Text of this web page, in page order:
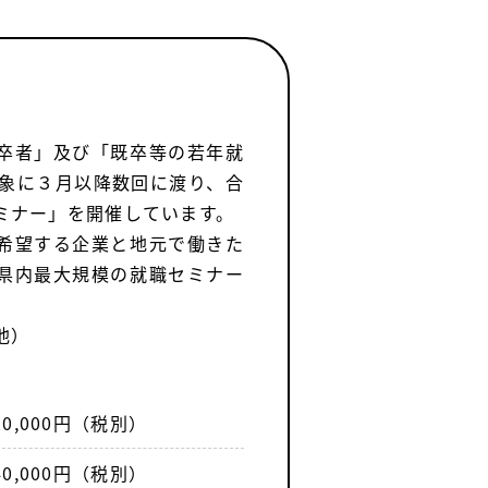
者」及び「既卒等の若年就
に３月以降数回に渡り、合
ー」を開催しています。
望する企業と地元で働きた
内最大規模の就職セミナー
円（税別）
円（税別）